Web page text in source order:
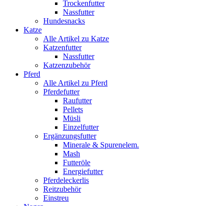
Trockenfutter
Nassfutter
Hundesnacks
Katze
Alle Artikel zu Katze
Katzenfutter
Nassfutter
Katzenzubehör
Pferd
Alle Artikel zu Pferd
Pferdefutter
Raufutter
Pellets
Müsli
Einzelfutter
Ergänzungsfutter
Minerale & Spurenelem.
Mash
Futteröle
Energiefutter
Pferdeleckerlis
Reitzubehör
Einstreu